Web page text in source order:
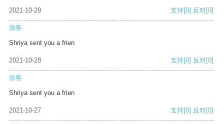
2021-10-29 支持[0] 反对[0]
游客
Shriya sent you a frien
2021-10-28 支持[0] 反对[0]
游客
Shriya sent you a frien
2021-10-27 支持[0] 反对[0]